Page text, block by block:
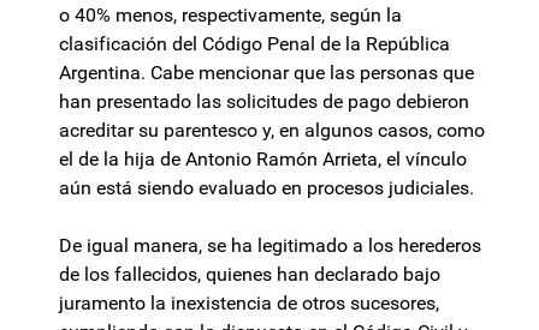
o 40% menos, respectivamente, según la
clasificación del Código Penal de la República
Argentina. Cabe mencionar que las personas que
han presentado las solicitudes de pago debieron
acreditar su parentesco y, en algunos casos, como
el de la hija de Antonio Ramón Arrieta, el vínculo
aún está siendo evaluado en procesos judiciales.
De igual manera, se ha legitimado a los herederos
de los fallecidos, quienes han declarado bajo
juramento la inexistencia de otros sucesores,